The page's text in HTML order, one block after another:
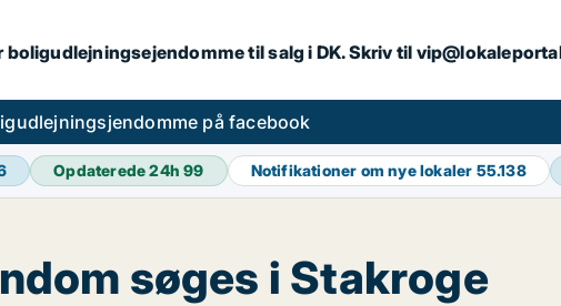
boligudlejningsejendomme til salg i DK. Skriv til
på facebook
Opdaterede 24h99 Notifikationer om nye lokaler 55.138
søges i Stakroge